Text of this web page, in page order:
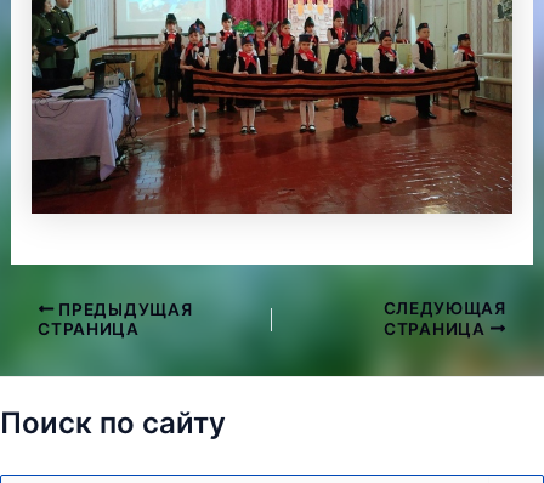
Навигация
записям
ПРЕДЫДУЩАЯ
СТРАНИЦА
СЛЕДУЮЩАЯ
СТРАНИЦА
Поиск по сайту